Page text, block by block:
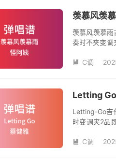
羡慕风羡
羡慕风羡慕
奏时不夹变调
姨演唱的歌
 C调
Letting
Letting-Go吉
时变调夹2品
 C调